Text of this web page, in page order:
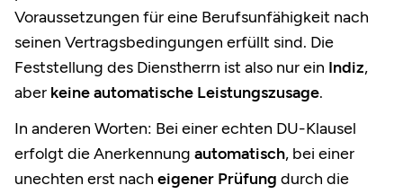
Voraussetzungen für eine Berufsunfähigkeit nach
seinen Vertragsbedingungen erfüllt sind. Die
Feststellung des Dienstherrn ist also nur ein Indiz,
aber keine automatische Leistungszusage.
In anderen Worten: Bei einer echten DU-Klausel
erfolgt die Anerkennung automatisch, bei einer
unechten erst nach eigener Prüfung durch die